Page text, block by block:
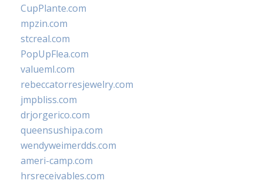
CupPlante.com
mpzin.com
stcreal.com
PopUpFlea.com
valueml.com
rebeccatorresjewelry.com
jmpbliss.com
drjorgerico.com
queensushipa.com
wendyweimerdds.com
ameri-camp.com
hrsreceivables.com